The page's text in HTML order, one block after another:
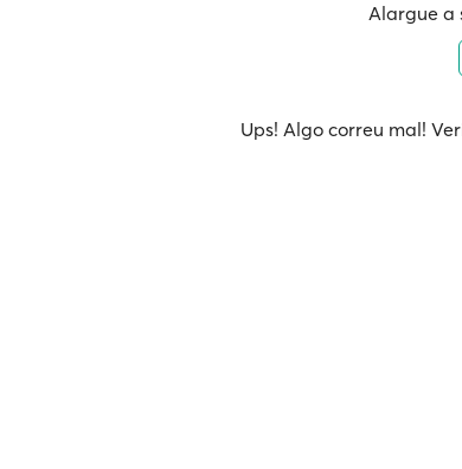
Alargue a
Ups! Algo correu mal!